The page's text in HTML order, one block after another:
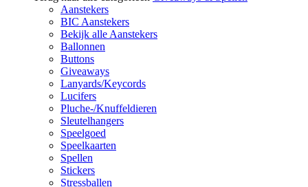
Aanstekers
BIC Aanstekers
Bekijk alle Aanstekers
Ballonnen
Buttons
Giveaways
Lanyards/Keycords
Lucifers
Pluche-/Knuffeldieren
Sleutelhangers
Speelgoed
Speelkaarten
Spellen
Stickers
Stressballen